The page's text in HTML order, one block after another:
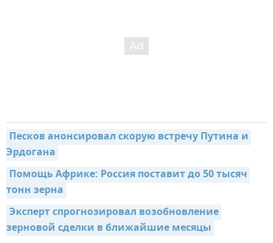
Песков анонсировал скорую встречу Путина и
Эрдогана
Помощь Африке: Россия поставит до 50 тысяч
тонн зерна
Эксперт спрогнозировал возобновление
зерновой сделки в ближайшие месяцы